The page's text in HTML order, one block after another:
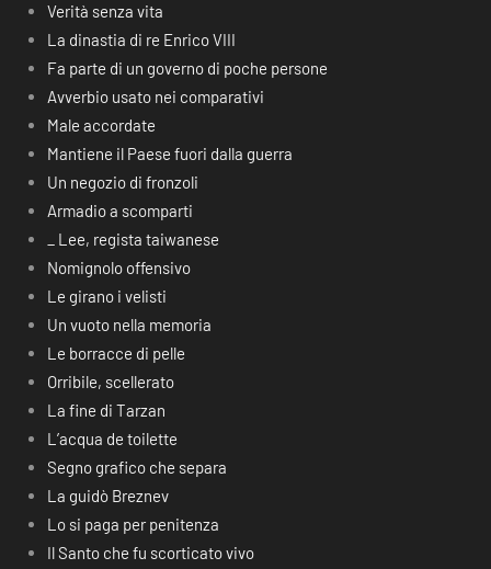
Verità senza vita
La dinastia di re Enrico VIII
Fa parte di un governo di poche persone
Avverbio usato nei comparativi
Male accordate
Mantiene il Paese fuori dalla guerra
Un negozio di fronzoli
Armadio a scomparti
_ Lee, regista taiwanese
Nomignolo offensivo
Le girano i velisti
Un vuoto nella memoria
Le borracce di pelle
Orribile, scellerato
La fine di Tarzan
L’acqua de toilette
Segno grafico che separa
La guidò Breznev
Lo si paga per penitenza
Il Santo che fu scorticato vivo